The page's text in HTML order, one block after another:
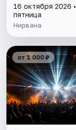
16 октября 2026 •
пятница
Нирвана
от 1 000 ₽